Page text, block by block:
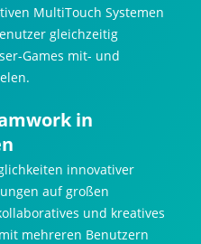
MultiTouch Systemen
gleichzeitig
Games mit- und
in
innovativer
auf großen
und kreatives
mehreren Benutzern